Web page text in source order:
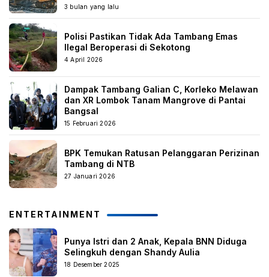
3 bulan yang lalu
Polisi Pastikan Tidak Ada Tambang Emas
Ilegal Beroperasi di Sekotong
4 April 2026
Dampak Tambang Galian C, Korleko Melawan
dan XR Lombok Tanam Mangrove di Pantai
Bangsal
15 Februari 2026
BPK Temukan Ratusan Pelanggaran Perizinan
Tambang di NTB
27 Januari 2026
ENTERTAINMENT
Punya Istri dan 2 Anak, Kepala BNN Diduga
Selingkuh dengan Shandy Aulia
18 Desember 2025